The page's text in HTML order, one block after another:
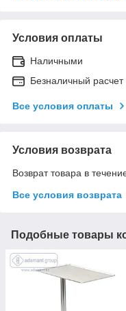
Условия оплаты
Наличными
Безналичный расчет
Все условия оплаты
Условия возврата
Возврат товара в
Все условия возврата
Подобные товары